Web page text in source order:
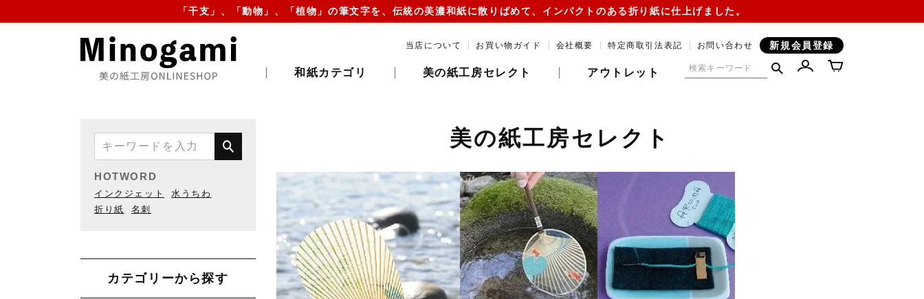
「干支」、「動物」、「植物」の筆文字を、伝統の美濃和紙に散りばめて、インパクトのある折り紙に仕上げました。
当店について お買い物ガイド 会社概要 特定商取引法表記 お問い合わせ 新規会員登録
和紙カテゴリ 美の紙工房セレクト アウトレット
HOTWORD
インクジェット
水うちわ
折り紙
名刺
カテゴリーから探す
美の紙工房セレクト